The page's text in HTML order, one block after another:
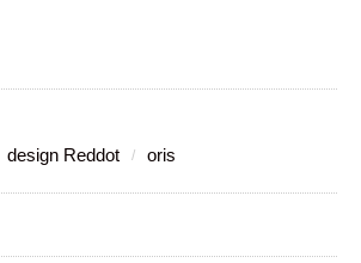
design Reddot oris